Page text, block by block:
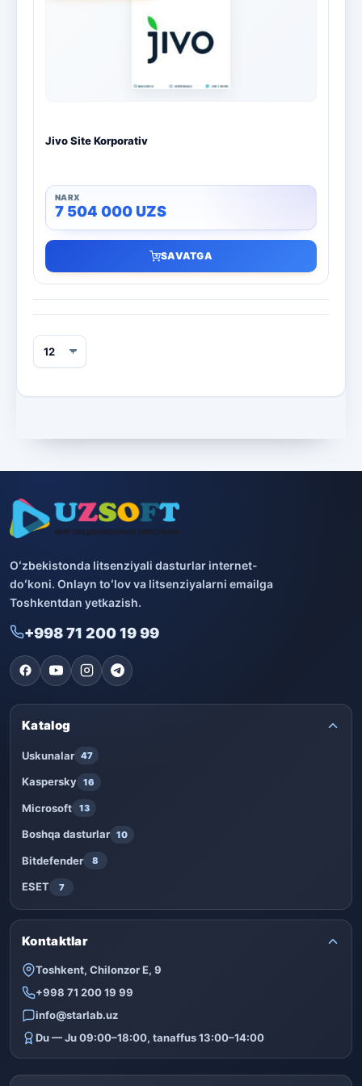
Bitdefender
Onlayn kinoteatr IVI 3
Jivo Site Korporativ
7 504 000UZS
SAVATGA
Oʻzbekistonda litsenziyali dasturlar internet-
doʻkoni. Onlayn toʻlov va litsenziyalarni emailga
Toshkentdan yetkazish.
+998 71 200 19 99
Katalog
Uskunalar 47
Kaspersky 16
Microsoft 13
Boshqa dasturlar 10
Bitdefender 8
ESET 7
Kontaktlar
Toshkent, Chilonzor E, 9
+998 71 200 19 99
info@starlab.uz
Du — Ju 09:00–18:00, tanaffus 13:00–14:00